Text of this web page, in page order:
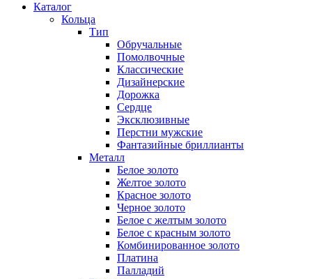
Каталог
Кольца
Тип
Обручальные
Помолвочные
Классические
Дизайнерские
Дорожка
Сердце
Эксклюзивные
Перстни мужские
Фантазийные бриллианты
Металл
Белое золото
Желтое золото
Красное золото
Черное золото
Белое с желтым золото
Белое с красным золото
Комбинированное золото
Платина
Палладий